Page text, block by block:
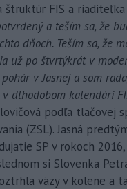
štruktúr FIS a
a teším sa, že
dňoch. Teším sa, že
už po štvrtýkrát v
v Jasnej a som
dlhodobom kalendári
podľa tlačovej
(ZSL). Jasná
SP v rokoch
si Slovenka
väzy v kolene a